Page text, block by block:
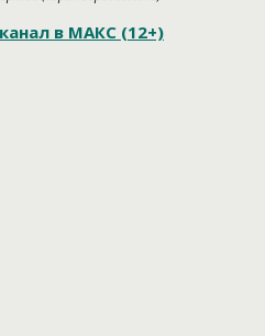
в МАКС (12+)